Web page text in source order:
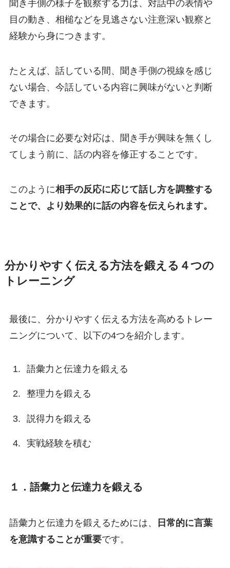
聞き手側の様子を観察する力は、対話中の表情や
目の動き、相槌などを見逃さない注意深い観察と
経験から身につきます。
たとえば、話している間、聞き手側の視線を感じ
ない場合、今話している内容に興味がないと判断
できます。
その場合に必要な対応は、聞き手が興味を無くし
てしまう前に、話の内容を修正することです。
このように相手の反応に応じて話し方を調整する
ことで、より効果的に話の内容を伝えられます。
分かりやすく伝える方法を鍛える４つの
トレーニング
最後に、分かりやすく伝える方法を高めるトレー
ニングについて、以下の4つを紹介します。
語彙力と伝達力を鍛える
整理力を鍛える
説得力を鍛える
実戦経験を積む
１．語彙力と伝達力を鍛える
語彙力と伝達力を鍛えるためには、
日常的に言葉
を意識することが重要です。